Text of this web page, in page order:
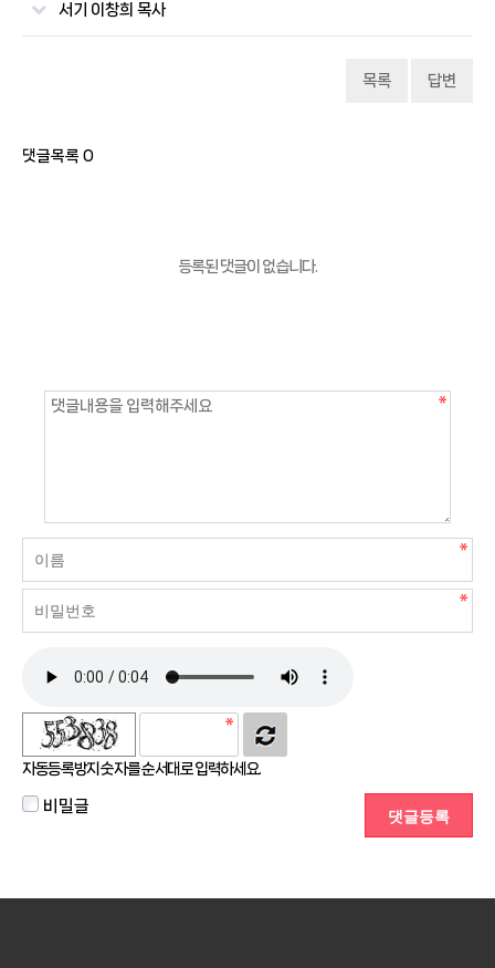
서기 이창희 목사
목록 답변
댓글목록 0
등록된 댓글이 없습니다.
자동등록방지 숫자를 순서대로 입력하세요.
비밀글